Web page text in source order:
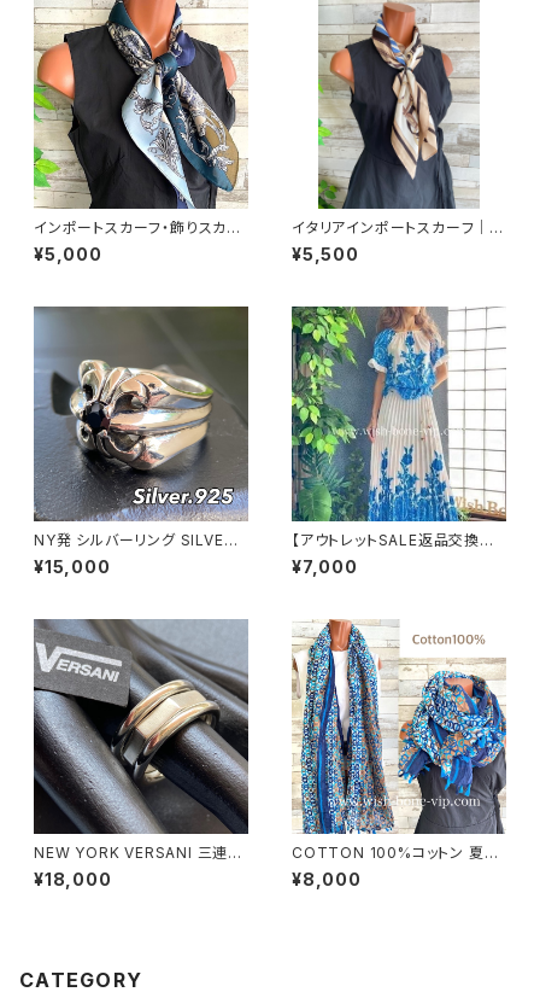
インポートスカーフ・飾りスカー
フ・スクエア小さめスカーフ ツヤ
スカーフ・バッグスカーフ/ネイビ
¥5,000
イタリアインポートスカーフ｜小
さめツヤスカーフ・SILK風 バッ
グスカーフ/ブルーストライプ・チ
¥5,500
NY発 シルバーリング SILVER9
25 百合 王冠 フローラルリング
ブラックストーン 指輪
¥15,000
【アウトレットSALE返品交換不
可8/20まで】イタリア製ロング・
マキシスカート＆トップス セット
¥7,000
NEW YORK VERSANI 三連シ
ルバーリング【19～24号】ポリゴ
ンデザイン ベルサーニ｜シルバ
¥18,000
COTTON 100%コットン 夏の
ストール インポート大判・ロング
ストール・通気性・肌触り良いス
¥8,000
CATEGORY